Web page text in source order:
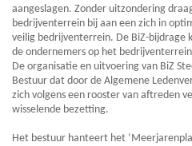
aangeslagen. Zonder uitzondering
bedrijventerrein bij aan een zich in
veilig bedrijventerrein. De BiZ-bijdrage
de ondernemers op het
De organisatie en uitvoering van BiZ
Bestuur dat door de Algemene
zich volgens een rooster van aftreden
wisselende bezetting.
Het bestuur hanteert het